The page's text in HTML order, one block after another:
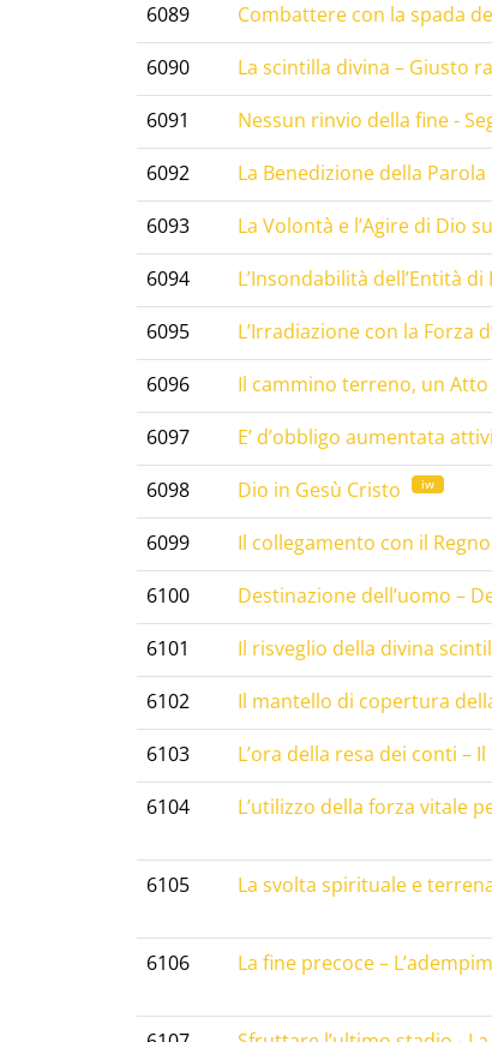
6089
Combattere con la spada
6090
La scintilla divina – Giusto
6091
Nessun rinvio della fine -
6092
La Benedizione della
6093
La Volontà e l’Agire di Dio
6094
L’Insondabilità dell’Entità di
6095
L’Irradiazione con la Forza
6096
Il cammino terreno, un
6097
E’ d’obbligo aumentata
6098
Dio in Gesù Cristo iw
6099
Il collegamento con il
6100
Destinazione dell’uomo –
6101
Il risveglio della divina
6102
Il mantello di copertura
6103
L’ora della resa dei conti –
6104
L’utilizzo della forza vitale
6105 La svolta spirituale e
6106 La fine precoce –